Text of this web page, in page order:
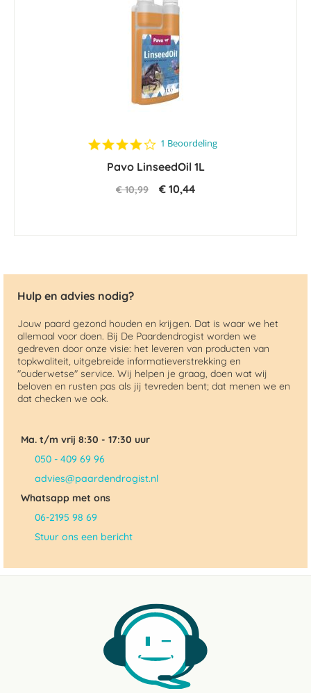
4.0
rating
1 Beoordeling
Pavo LinseedOil 1L
€ 10,99 € 10,44
Hulp en advies nodig?
Jouw paard gezond houden en krijgen. Dat is waar we het
allemaal voor doen. Bij De Paardendrogist worden we
gedreven door onze visie: het leveren van producten van
topkwaliteit, uitgebreide informatieverstrekking en
"ouderwetse" service. Wij helpen je graag, doen wat wij
beloven en rusten pas als jij tevreden bent; dat menen we en
dat checken we ook.
Ma. t/m vrij 8:30 - 17:30 uur
050 - 409 69 96
advies@paardendrogist.nl
Whatsapp met ons
06-2195 98 69
Stuur ons een bericht